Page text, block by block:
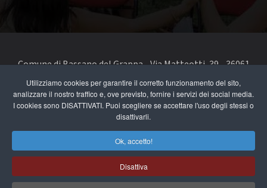
Utilizziamo cookies per garantire il corretto funzionamento del sito,
analizzare il nostro traffico e, ove previsto, fornire i servizi dei social media.
I cookies sono DISATTIVATI. Puoi scegliere se accettare l'uso degli stessi o
disattivarli.
Ok, accetto!
Disattiva
Comune di Bassano del Grappa - Via Matteotti, 39 - 36061
Bassano del Grappa VI - Telefono 0424 519111 - codice fiscale
e partita IVA 00168480242
segnala un problema di accessibilità
accessibilità
Privacy e note legali
Cookie Policy